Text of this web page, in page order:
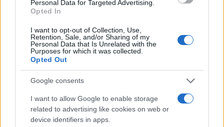
Personal Data for Targeted Advertising.
Opted In
I want to opt-out of Collection, Use,
Retention, Sale, and/or Sharing of my
Personal Data that Is Unrelated with the
Purposes for which it was collected.
Opted Out
Google consents
I want to allow Google to enable storage
related to advertising like cookies on web or
device identifiers in apps.
kezdetben ez is volt a kódneve. Igényes
néven vált ismertté.
Az elmúlt két év belpolitikai
válsága idején egyre erősödtek
az ellene felhozott kritikák a
miniszterelnökhöz fűződő túl